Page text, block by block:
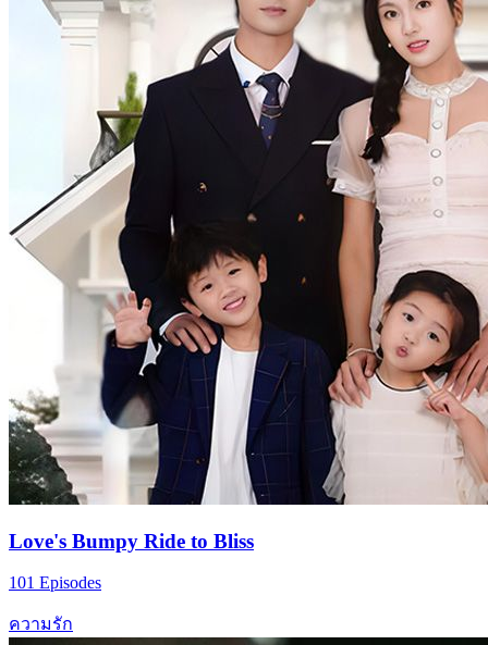
Love's Bumpy Ride to Bliss
101 Episodes
ความรัก